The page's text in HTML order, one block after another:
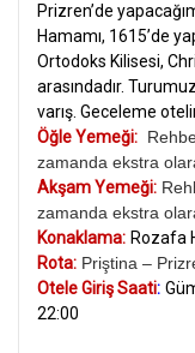
Prizren’de
Hamamı, 1615’de
Ortodoks Kilisesi,
arasındadır.
varış. Geceleme
Öğle Yemeği:
zamanda ekstra
Akşam Yemeği:
zamanda ekstra
Konaklama: Rozafa
Rota: Priştina –
Otele Giriş Saati:
22:00